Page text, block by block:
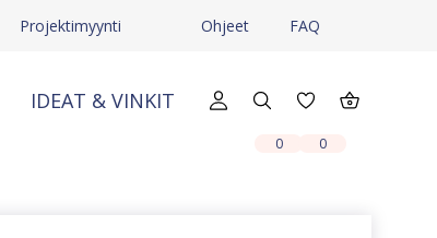
Projektimyynti Ohjeet FAQ
IDEAT & VINKIT
0 0